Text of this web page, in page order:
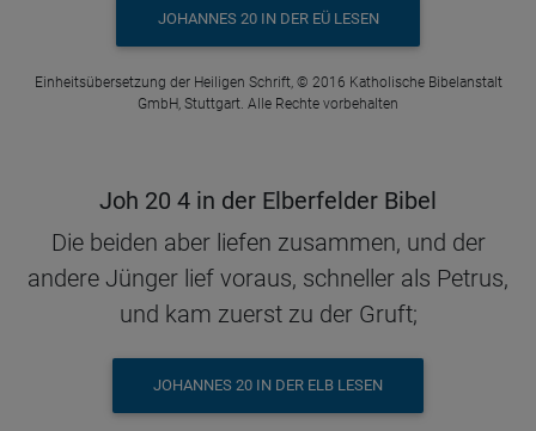
JOHANNES 20 IN DER EÜ LESEN
Einheitsübersetzung der Heiligen Schrift, © 2016 Katholische Bibelanstalt
GmbH, Stuttgart. Alle Rechte vorbehalten
Joh 20 4 in der Elberfelder Bibel
Die beiden aber liefen zusammen, und der
andere Jünger lief voraus, schneller als Petrus,
und kam zuerst zu der Gruft;
JOHANNES 20 IN DER ELB LESEN